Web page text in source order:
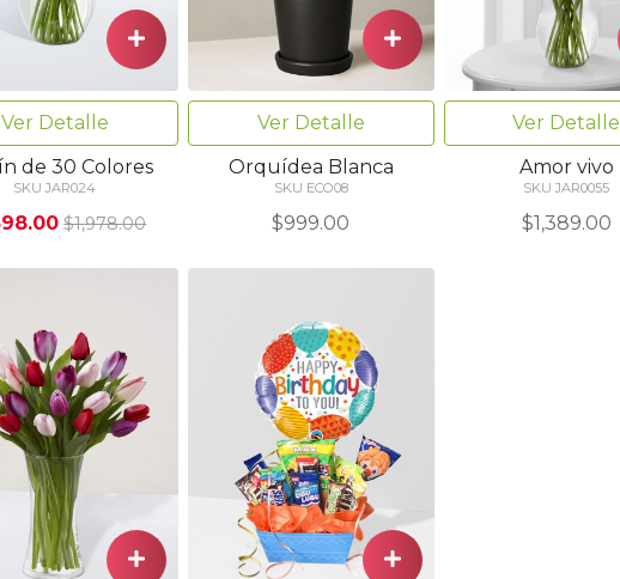
Ver Detalle
de 30 Colores
SKU JAR024
$1,978.00
Ver Detalle
Orquídea Blanca
SKU ECO08
$999.00
Ver Detalle
Amor vivo
SKU JAR0055
$1,389.00